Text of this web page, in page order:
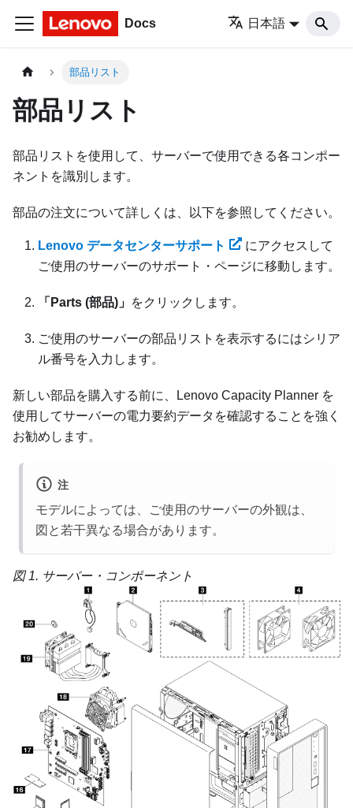
Docs 日本語
部品リスト
部品リスト
部品リストを使用して、サーバーで使用できる各コンポー
ネントを識別します。
部品の注文について詳しくは、以下を参照してください。
Lenovo データセンターサポート
にアクセスして
ご使用のサーバーのサポート・ページに移動します。
「Parts (部品)」 をクリックします。
ご使用のサーバーの部品リストを表示するにはシリア
ル番号を入力します。
新しい部品を購入する前に、 Lenovo Capacity Planner を
使用してサーバーの電力要約データを確認することを強く
お勧めします。
注
モデルによっては、ご使用のサーバーの外観は、
図と若干異なる場合があります。
図 1. サーバー・コンポーネント